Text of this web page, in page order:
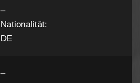
–
Nationalität:
DE
–